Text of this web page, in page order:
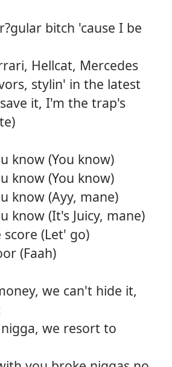
bitch 'cause I be
Hellcat, Mercedes
stylin' in the latest
it, I'm the trap's
know (You know)
know (You know)
know (Ayy, mane)
know (It's Juicy, mane)
(Let' go)
(Faah)
we can't hide it,
we resort to